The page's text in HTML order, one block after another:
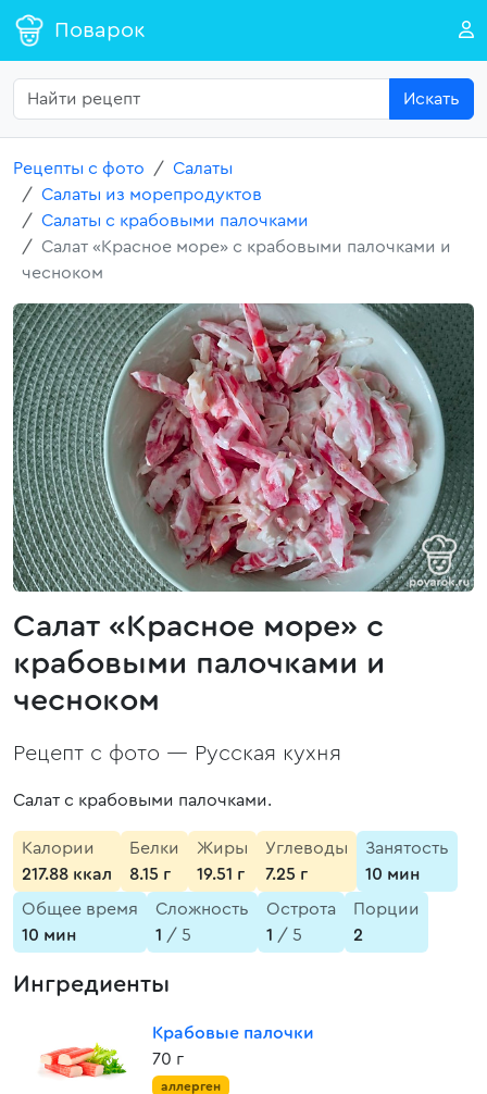
Поварок
Искать
Рецепты с фото
Салаты
Салаты из морепродуктов
Салаты с крабовыми палочками
Салат «Красное море» с крабовыми палочками и
чесноком
Салат «Красное море» с
крабовыми палочками и
чесноком
Рецепт с фото — Русская кухня
Салат с крабовыми палочками.
Калории
217.88 ккал
Белки
8.15 г
Жиры
19.51 г
Углеводы
7.25 г
Занятость
10 мин
Общее время
10 мин
Сложность
1 / 5
Острота
1 / 5
Порции
2
Ингредиенты
Крабовые палочки
70 г
аллерген